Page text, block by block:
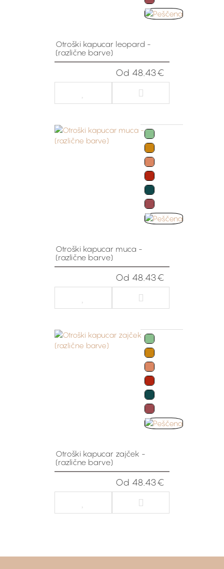
Otroški kapucar leopard -
(različne barve)
Od 48.43€
Otroški kapucar muca -
(različne barve)
Od 48.43€
Otroški kapucar zajček -
(različne barve)
Od 48.43€